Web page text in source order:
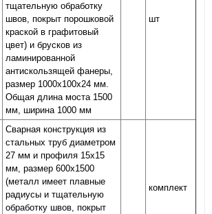
тщательную обработку
швов, покрыт порошковой
краской в графитовый
цвет) и брусков из
ламинированной
антискользящей фанеры,
размер 1000х100х24 мм.
Общая длина моста 1500
мм, ширина 1000 мм
шт
Сварная конструкция из
стальных труб диаметром
27 мм и профиля 15х15
мм, размер 600х1500
(металл имеет плавные
радиусы и тщательную
обработку швов, покрыт
комплект